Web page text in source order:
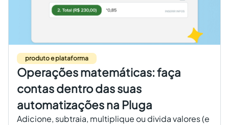
produto e plataforma
Operações matemáticas: faça
contas dentro das suas
automatizações na Pluga
Adicione, subtraia, multiplique ou divida valores (e